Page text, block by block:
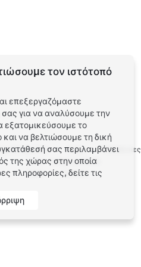
Εργασία
στην
Tesla
Λήψη
ενημερωτικού
δελτίου
Τοποθεσίες
τον ιστότοπό
επεξεργαζόμαστε
για να αναλύσουμε την
εξατομικεύσουμε το
να βελτιώσουμε τη δική
σας περιλαμβάνει
της χώρας στην οποία
πληροφορίες, δείτε τις